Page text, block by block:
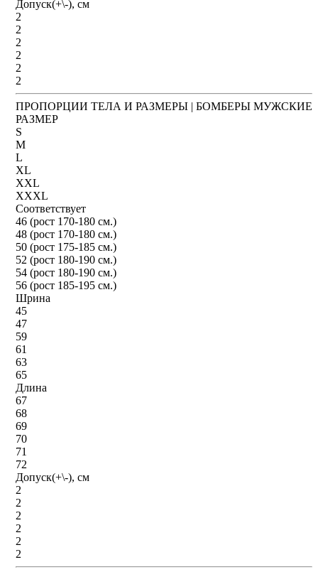
Допуск(+\-), см
2
2
2
2
2
2
ПРОПОРЦИИ ТЕЛА И РАЗМЕРЫ | БОМБЕРЫ МУЖСКИЕ
РАЗМЕР
S
M
L
XL
XXL
XXXL
Соответствует
46 (рост 170-180 см.)
48 (рост 170-180 см.)
50 (рост 175-185 см.)
52 (рост 180-190 см.)
54 (рост 180-190 см.)
56 (рост 185-195 см.)
Шрина
45
47
59
61
63
65
Длина
67
68
69
70
71
72
Допуск(+\-), см
2
2
2
2
2
2